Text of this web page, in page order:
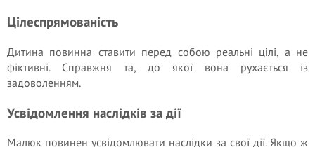
Цілеспрямованість
Дитина повинна ставити перед собою реальні цілі, а не
фіктивні. Справжня та, до якої вона рухається із
задоволенням.
Усвідомлення наслідків за дії
Малюк повинен усвідомлювати наслідки за свої дії. Якщо ж